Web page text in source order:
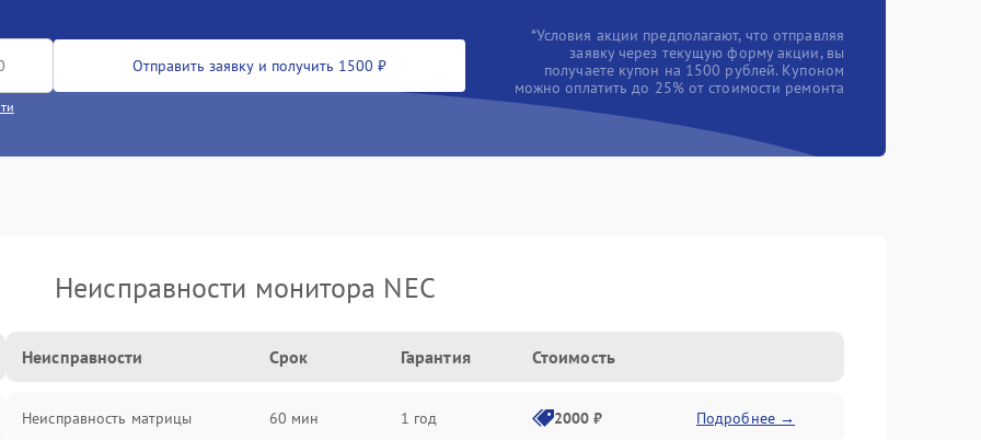
Отправить заявку и получить 1500 ₽
*Условия акции предполагают, что отправляя
заявку через текущую форму акции, вы
получаете купон на 1500 рублей. Купоном
можно оплатить до 25% от стоимости ремонта
Неисправности монитора NEC
Неисправности Срок Гарантия Стоимость
Неисправность матрицы 60 мин 1 год 2000 ₽ Подробнее →